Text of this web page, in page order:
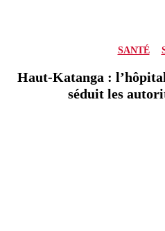
SANTÉ
Haut-Katanga :
séduit les